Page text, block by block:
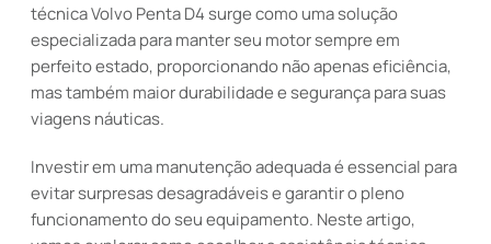
técnica Volvo Penta D4 surge como uma solução
especializada para manter seu motor sempre em
perfeito estado, proporcionando não apenas eficiência,
mas também maior durabilidade e segurança para suas
viagens náuticas.
Investir em uma manutenção adequada é essencial para
evitar surpresas desagradáveis e garantir o pleno
funcionamento do seu equipamento. Neste artigo,